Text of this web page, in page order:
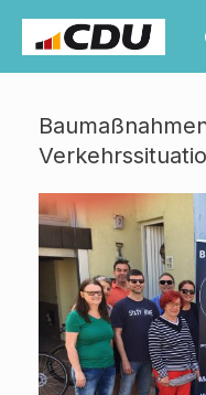
springen